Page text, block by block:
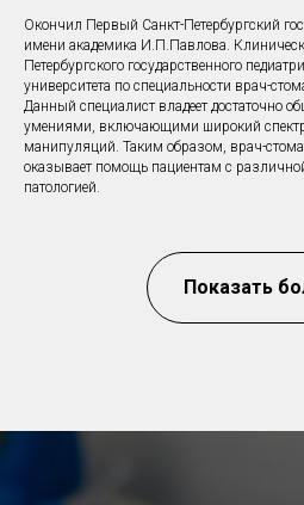
Окончил Первый Санкт-Петербургский
имени академика И.П.Павлова.
Петербургского государственного
университета по специальности врач-
Данный специалист владеет достаточно
умениями, включающими широкий спектр
манипуляций. Таким образом, врач-
оказывает помощь пациентам с
патологией.
Показать